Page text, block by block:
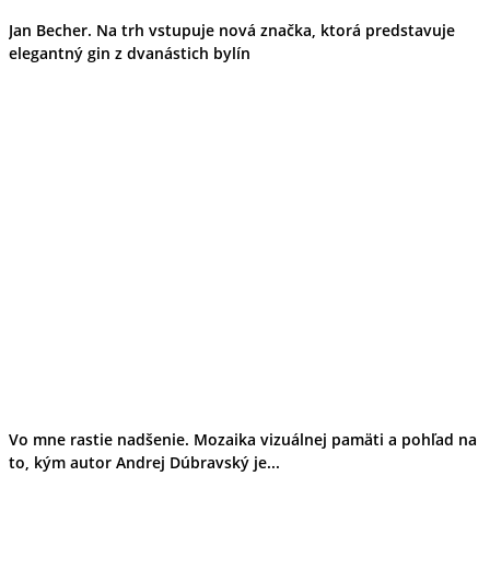
Jan Becher. Na trh vstupuje nová značka, ktorá predstavuje
elegantný gin z dvanástich bylín
Vo mne rastie nadšenie. Mozaika vizuálnej pamäti a pohľad na
to, kým autor Andrej Dúbravský je...